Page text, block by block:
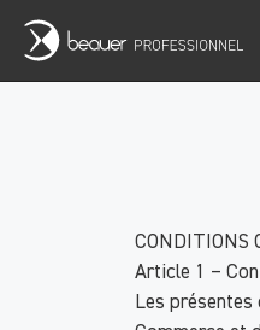
CONDITIONS
Article 1 –
Les